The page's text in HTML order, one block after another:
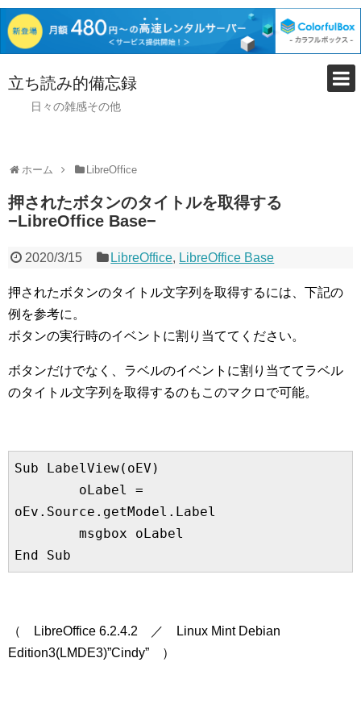
立ち読み的備忘録
日々の雑感その他
ホーム LibreOffice
押されたボタンのタイトルを取得する
−LibreOffice Base−
2020/3/15 LibreOffice, LibreOffice Base
押されたボタンのタイトル文字列を取得するには、下記の
例を参考に。
ボタンの実行時のイベントに割り当ててください。
ボタンだけでなく、ラベルのイベントに割り当ててラベル
のタイトル文字列を取得するのもこのマクロで可能。
Sub LabelView(oEV)
oEv.Source.getModel.Label
End Sub
（ LibreOffice 6.2.4.2 ／ Linux Mint Debian
Edition3(LMDE3)”Cindy” ）